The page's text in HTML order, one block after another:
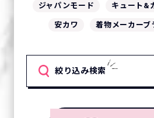
ジャパンモード キュート&
安カワ 着物メーカーブ
絞り込み検索